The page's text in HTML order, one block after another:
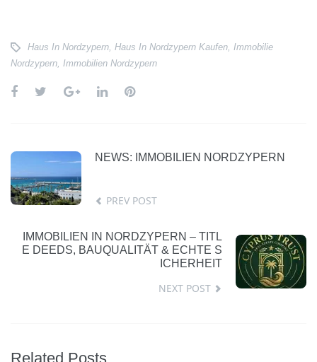
Haus In Nordzypern, Haus In Nordzypern Kaufen, Immobilie
Nordzypern Immobilien Nordzypern
NEWS: IMMOBILIEN NORDZYPERN
PREV POST
IMMOBILIEN IN NORDZYPERN – TITL
E DEEDS, BAUQUALITÄT & ECHTE S
ICHERHEIT
NEXT POST
Related Posts